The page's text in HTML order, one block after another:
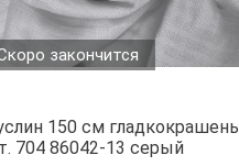
закончится
150 см
704 86042-13 серый